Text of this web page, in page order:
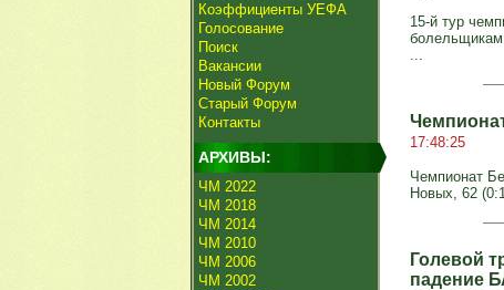
Коэффициенты УЕФА
Голосование
Поиск
Вакансии
Новый Форум
Старый Форум
Контакты
АРХИВЫ:
ЧМ 2022
ЧМ 2018
ЧМ 2014
ЧМ 2010
ЧМ 2006
ЧМ 2002
15-й тур
болельщикам
...
17:48:25
Чемпионат
Новых, 62
Голевой
падение